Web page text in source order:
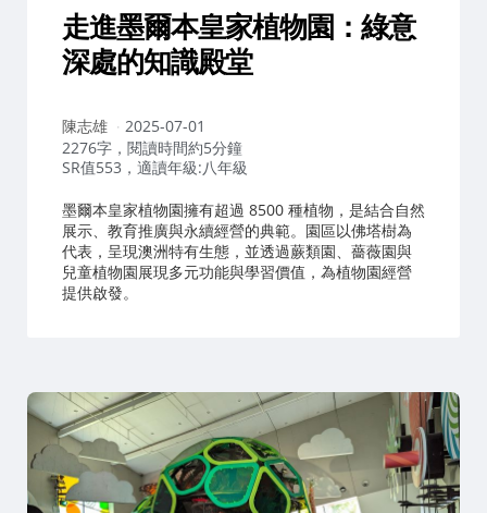
走進墨爾本皇家植物園：綠意
深處的知識殿堂
作
者：
陳志雄
2025-07-01
2276字，閱讀時間約5分鐘
SR值553，適讀年級:八年級
墨爾本皇家植物園擁有超過 8500 種植物，是結合自然
展示、教育推廣與永續經營的典範。園區以佛塔樹為
代表，呈現澳洲特有生態，並透過蕨類園、薔薇園與
兒童植物園展現多元功能與學習價值，為植物園經營
提供啟發。